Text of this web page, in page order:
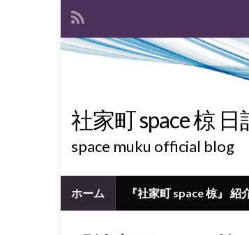
社家町 space 椋
space muku official blog
ホーム 『社家町 space 椋』 紹